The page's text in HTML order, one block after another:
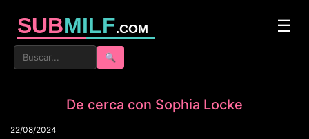
SUBMILF.COM ☰
🔍
De cerca con Sophia Locke
22/08/2024